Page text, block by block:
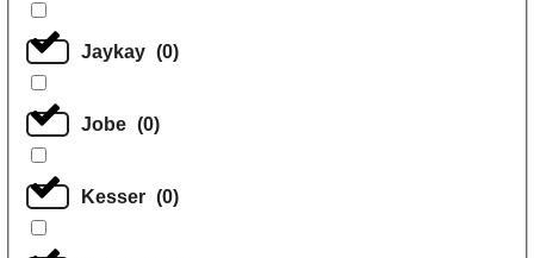
Jaykay (0)
Jobe (0)
Kesser (0)